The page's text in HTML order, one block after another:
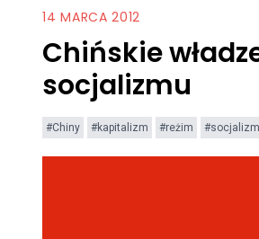
14 MARCA 2012
Chińskie
socjalizmu
#Chiny #kapitalizm #reżim #socjalizm